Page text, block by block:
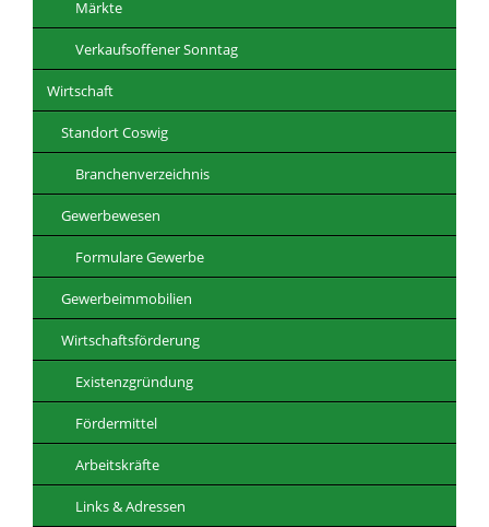
Märkte
Verkaufsoffener Sonntag
Wirtschaft
Standort Coswig
Branchenverzeichnis
Gewerbewesen
Formulare Gewerbe
Gewerbeimmobilien
Wirtschaftsförderung
Existenzgründung
Fördermittel
Arbeitskräfte
Links & Adressen